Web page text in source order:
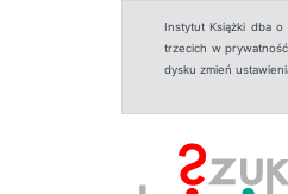
Instytut Książki dba
trzecich w
dysku zmień